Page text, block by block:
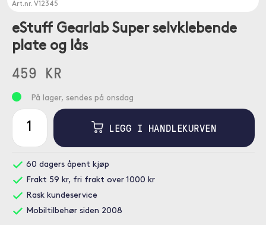
Art.nr. V12345
eStuff Gearlab Super selvklebende
plate og lås
459 KR
På lager, sendes på onsdag
LEGG I HANDLEKURVEN
60 dagers åpent kjøp
Frakt 59 kr, fri frakt over 1000 kr
Rask kundeservice
Mobiltilbehør siden 2008